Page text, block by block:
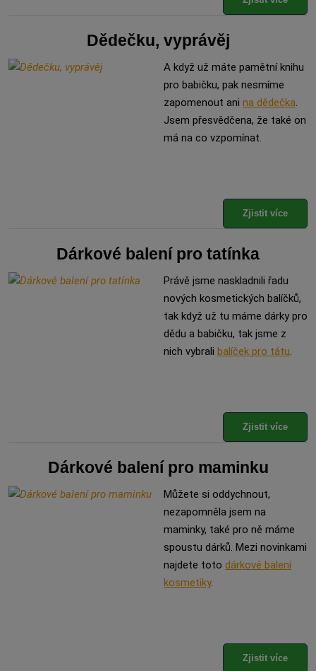
Dědečku, vyprávěj
A když už máte pamětní knihu
pro babičku, pak nesmíme
zapomenout ani na dědečka.
Jsem přesvědčena, že také on
má na co vzpomínat.
Zjistit více
Dárkové balení pro tatínka
Právě jsme naskladnili řadu
nových kosmetických balíčků,
tak když už tu máme dárky pro
dědu a babičku, tak jsme z
nich vybrali balíček pro tátu.
Zjistit více
Dárkové balení pro maminku
Můžete si oddychnout,
nezapomněla jsem na
maminky, také pro ně máme
spoustu dárků. Mezi novinkami
najdete toto dárkové balení
kosmetiky.
Zjistit více